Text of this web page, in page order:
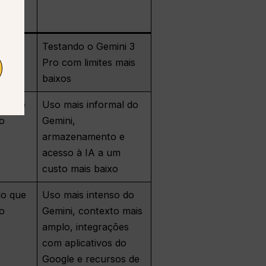
Testando o Gemini 3
Pro com limites mais
baixos
que
Uso mais informal do
Gemini,
armazenamento e
acesso à IA a um
custo mais baixo
que
Uso mais intenso do
Gemini, contexto mais
amplo, integrações
com aplicativos do
Google e recursos de